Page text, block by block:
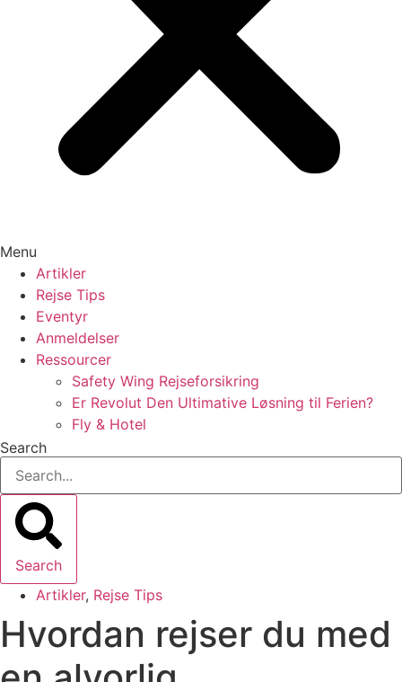
Menu
Artikler
Rejse Tips
Eventyr
Anmeldelser
Ressourcer
Safety Wing Rejseforsikring
Er Revolut Den Ultimative Løsning til Ferien?
Fly & Hotel
Search
Search
Artikler, Rejse Tips
Hvordan rejser du med